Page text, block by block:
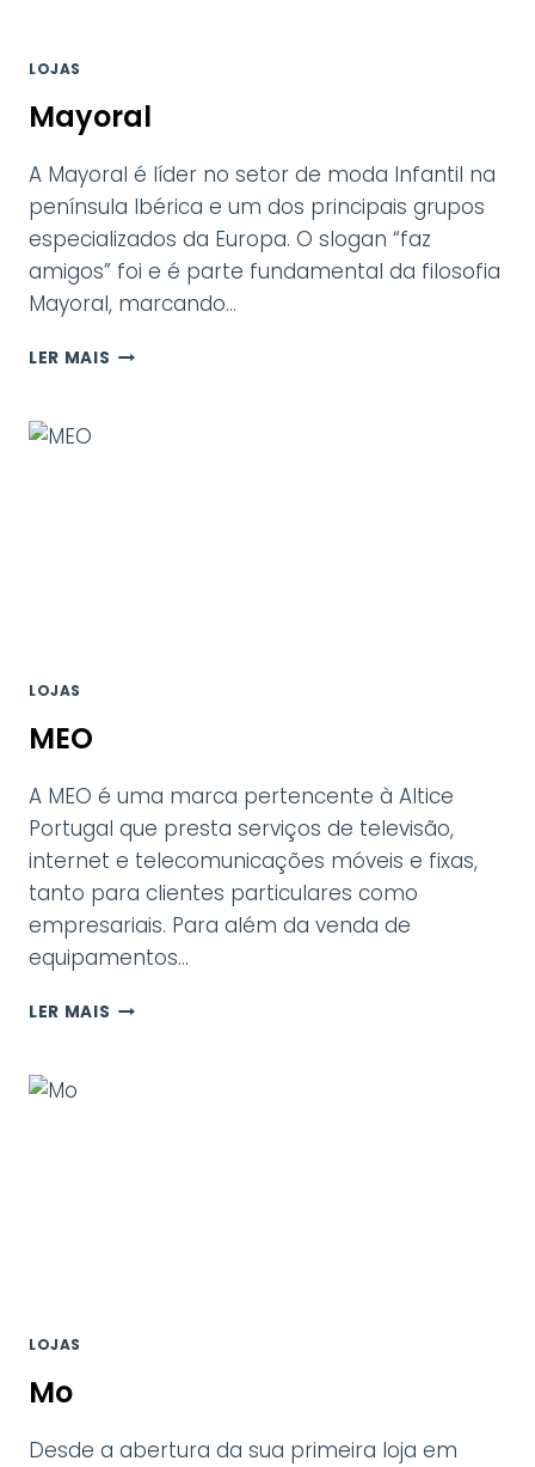
LOJAS
Mayoral
A Mayoral é líder no setor de moda Infantil na
península Ibérica e um dos principais grupos
especializados da Europa. O slogan “faz
amigos” foi e é parte fundamental da filosofia
Mayoral, marcando…
LER MAIS MAYORAL
LOJAS
MEO
A MEO é uma marca pertencente à Altice
Portugal que presta serviços de televisão,
internet e telecomunicações móveis e fixas,
tanto para clientes particulares como
empresariais. Para além da venda de
equipamentos…
LER MAIS MEO
LOJAS
Mo
Desde a abertura da sua primeira loja em